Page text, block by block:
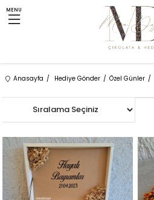
MENU
Anasayfa Hediye Gönder Özel Günler